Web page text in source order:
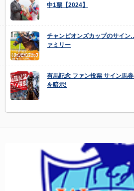
中1票【2024】
チャンピオンズカップのサイ
ァミリー
有馬記念 ファン投票 サイン馬
を暗示!